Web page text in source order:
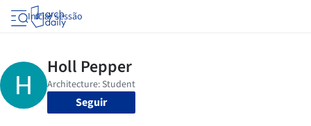
Iniciar sessão
Seguir